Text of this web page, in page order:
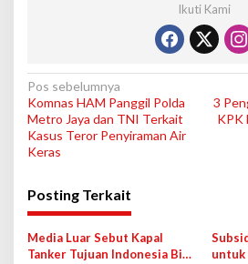
Ikuti Kami
N
a
v
g
a
s
Pos sebelumnya
Komnas HAM Panggil Polda
Metro Jaya dan TNI Terkait
Kasus Teror Penyiraman Air
Keras
3
KPK
Posting Terkait
Media Luar Sebut Kapal
Tanker Tujuan Indonesia Bisa
untuk